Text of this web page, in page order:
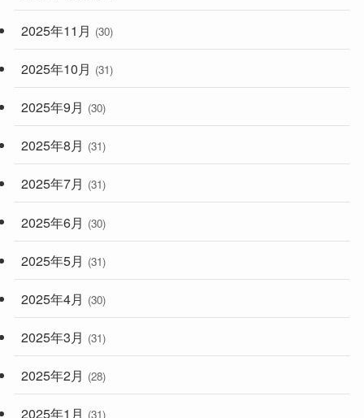
2025年11月 (30)
2025年10月 (31)
2025年9月 (30)
2025年8月 (31)
2025年7月 (31)
2025年6月 (30)
2025年5月 (31)
2025年4月 (30)
2025年3月 (31)
2025年2月 (28)
2025年1月 (31)